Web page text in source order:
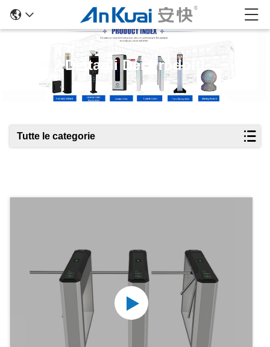
Dettagli Dei Prodotti
Tutte le categorie